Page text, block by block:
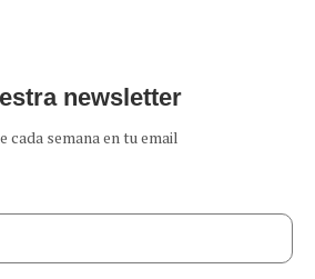
newsletter
cada semana en tu email